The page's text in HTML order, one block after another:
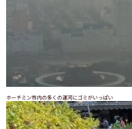
ホーチミン市内の多くの運河にゴミがいっぱい